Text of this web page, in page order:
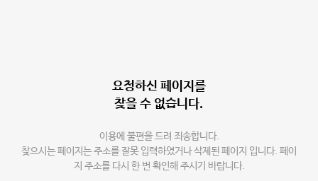
요청하신 페이지를
찾을 수 없습니다.
이용에 불편을 드려 죄송합니다.
찾으시는 페이지는 주소를 잘못 입력하였거나 삭제된 페이지 입니다. 페이
지 주소를 다시 한 번 확인해 주시기 바랍니다.